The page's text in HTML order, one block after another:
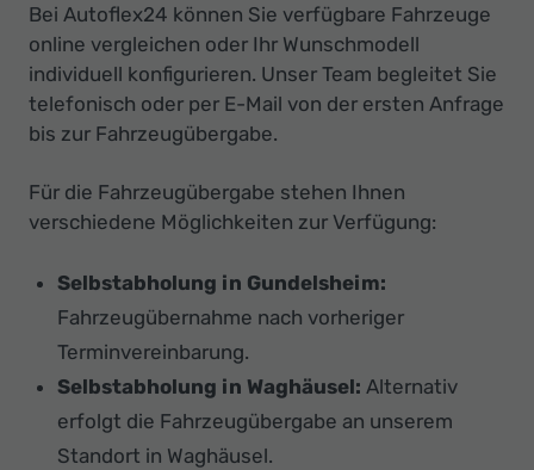
Bei Autoflex24 können Sie verfügbare Fahrzeuge
online vergleichen oder Ihr Wunschmodell
individuell konfigurieren. Unser Team begleitet Sie
telefonisch oder per E-Mail von der ersten Anfrage
bis zur Fahrzeugübergabe.
Für die Fahrzeugübergabe stehen Ihnen
verschiedene Möglichkeiten zur Verfügung:
Selbstabholung in Gundelsheim:
Fahrzeugübernahme nach vorheriger
Terminvereinbarung.
Selbstabholung in Waghäusel: Alternativ
erfolgt die Fahrzeugübergabe an unserem
Standort in Waghäusel.